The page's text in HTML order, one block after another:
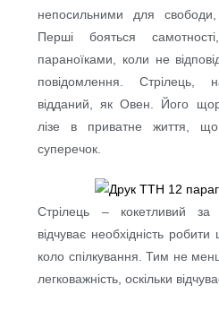
непосильними для
Перші бояться
параноїками, коли не
повідомлення. Стрілець,
відданий, як Овен. Його
лізе в приватне життя,
суперечок.
Стрілець – кокетливий
відчуває необхідність
коло спілкування. Тим не
легковажність, оскільки